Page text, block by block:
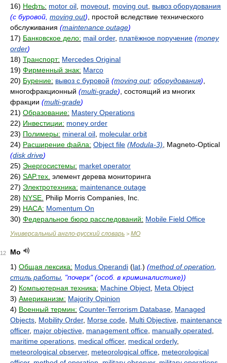
16) Нефть: motor oil moveout moving out вывоз оборудования
(с буровой, moving out) , простой вследствие технического
обслуживания (maintenance outage)
17) Банковское дело: mail order, платёжное поручение (money
order)
18) Транспорт: Mercedes Original
19) Фирменный знак: Marco
20) Бурение: вывоз с буровой (moving out; оборудования)
многофракционный (multi-grade) , состоящий из многих
фракции (multi-grade)
21) Образование: Mastery Operations
22) Инвестиции: money order
23) Полимеры: mineral oil molecular orbit
24) Расширение файла: Object file (Modula-3) , Magneto-Optical
(disk drive)
25) Энергосистемы: market operator
26) SAP.тех. элемент дерева мониторинга
27) Электротехника: maintenance outage
28) NYSE. Philip Morris Companies, Inc.
29) НАСА: Momentum On
30) Федеральное бюро расследований: Mobile Field Office
Универсальный англо-русский словарь > MO
12
Mo
1) Общая лексика: Modus Operandi (lat .) (method of operation
стиль работы , "почерк" (особ. в криминалистике))
2) Компьютерная техника: Machine Object Meta Object
3) Американизм: Majority Opinion
4) Военный термин: Counter-Terrorism Database Managed
Objects Mobility Order, Morse code Multi Objective maintenance
officer, major objective management office manually operated
maritime operations medical officer, medical orderly,
meteorological observer, meteorological office meteorological